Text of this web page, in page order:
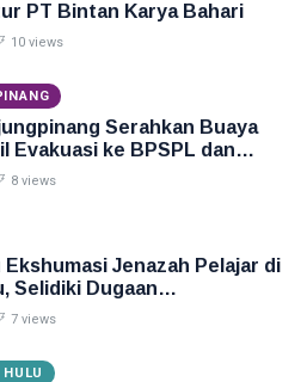
PT Bintan Karya Bahari
10 views
Serahkan Buaya
Evakuasi ke BPSPL dan
Lagoi
8 views
Ekshumasi Jenazah Pelajar di
Selidiki Dugaan
7 views